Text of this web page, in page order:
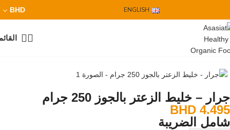
ENGLISH
BHD
جرار – خليط الزعتر بالجوز 250 جرام
4.495
BHD
شامل الضريبة